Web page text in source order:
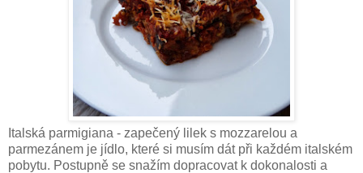
Italská parmigiana - zapečený lilek s mozzarelou a
parmezánem je jídlo, které si musím dát při každém italském
pobytu. Postupně se snažím dopracovat k dokonalosti a